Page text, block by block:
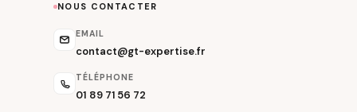
NOUS CONTACTER
EMAIL
contact@gt-expertise.fr
TÉLÉPHONE
01 89 71 56 72